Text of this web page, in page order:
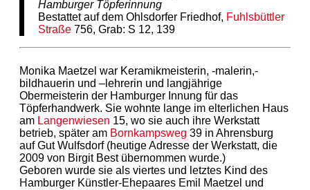
Hamburger Töpferinnung
Bestattet auf dem Ohlsdorfer Friedhof, Fuhlsbüttler
Straße 756, Grab: S 12, 139
Monika Maetzel war Keramikmeisterin, -malerin,-
bildhauerin und –lehrerin und langjährige
Obermeisterin der Hamburger Innung für das
Töpferhandwerk. Sie wohnte lange im elterlichen Haus
am Langenwiesen 15, wo sie auch ihre Werkstatt
betrieb, später am Bornkampsweg 39 in Ahrensburg
auf Gut Wulfsdorf (heutige Adresse der Werkstatt, die
2009 von Birgit Best übernommen wurde.)
Geboren wurde sie als viertes und letztes Kind des
Hamburger Künstler-Ehepaares Emil Maetzel und